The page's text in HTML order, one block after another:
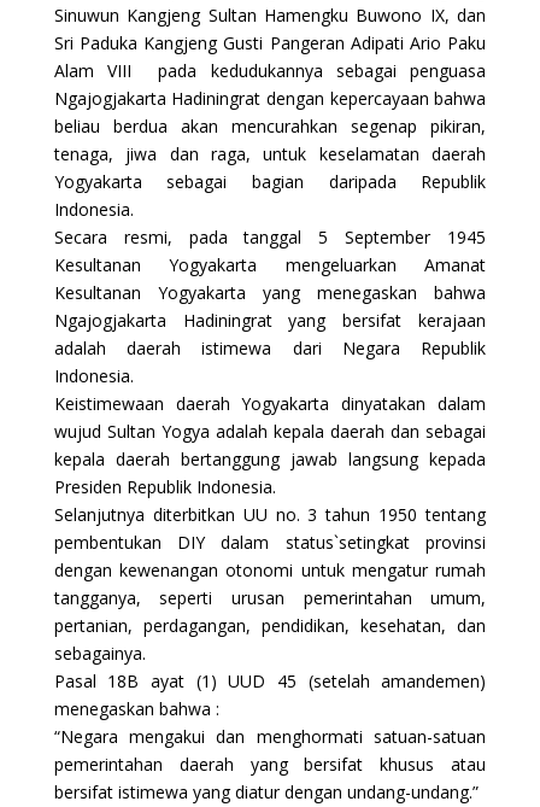
Sinuwun Kangjeng Sultan Hamengku Buwono IX, dan
Sri Paduka Kangjeng Gusti Pangeran Adipati Ario Paku
Alam VIII pada kedudukannya sebagai penguasa
Ngajogjakarta Hadiningrat dengan kepercayaan bahwa
beliau berdua akan mencurahkan segenap pikiran,
tenaga, jiwa dan raga, untuk keselamatan daerah
Yogyakarta sebagai bagian daripada Republik
Indonesia.
Secara resmi, pada tanggal 5 September 1945
Kesultanan Yogyakarta mengeluarkan Amanat
Kesultanan Yogyakarta yang menegaskan bahwa
Ngajogjakarta Hadiningrat yang bersifat kerajaan
adalah daerah istimewa dari Negara Republik
Indonesia.
Keistimewaan daerah Yogyakarta dinyatakan dalam
wujud Sultan Yogya adalah kepala daerah dan sebagai
kepala daerah bertanggung jawab langsung kepada
Presiden Republik Indonesia.
Selanjutnya diterbitkan UU no. 3 tahun 1950 tentang
pembentukan DIY dalam status`setingkat provinsi
dengan kewenangan otonomi untuk mengatur rumah
tangganya, seperti urusan pemerintahan umum,
pertanian, perdagangan, pendidikan, kesehatan, dan
sebagainya.
Pasal 18B ayat (1) UUD 45 (setelah amandemen)
menegaskan bahwa :
“Negara mengakui dan menghormati satuan-satuan
pemerintahan daerah yang bersifat khusus atau
bersifat istimewa yang diatur dengan undang-undang.”